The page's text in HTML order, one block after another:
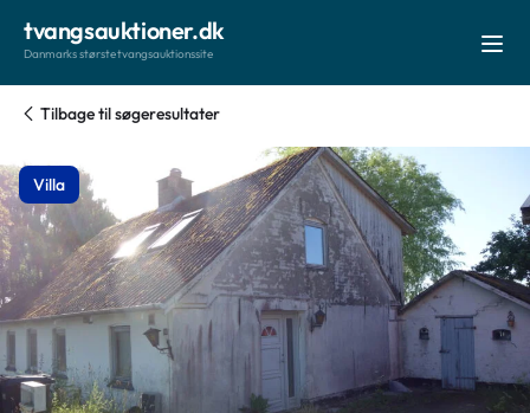
tvangsauktioner.dk
Danmarks største tvangsauktionssite
Tilbage til søgeresultater
Villa